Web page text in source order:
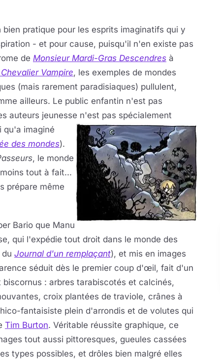
pratique pour les esprits imaginatifs qui y
- et pour cause, puisqu'il n'en existe pas
de Monsieur Mardi-Gras Descendres à
Vampire, les exemples de mondes
(mais rarement paradisiaques) pullulent,
ailleurs. Le public enfantin n'est pas
auteurs jeunesse n'est pas spécialement
qu'a imaginé
des mondes).
, le monde
tout à fait...
prépare même
Bario que Manu
qui l'expédie tout droit dans le monde des
Journal d'un remplaçant), et mis en images
séduit dès le premier coup d'œil, fait d'un
: arbres tarabiscotés et calcinés,
croix plantées de traviole, crânes à
fantaisiste plein d'arrondis et de volutes qui
Tim Burton. Véritable réussite graphique, ce
tout aussi pittoresques, gueules cassées
types possibles, et drôles bien malgré elles